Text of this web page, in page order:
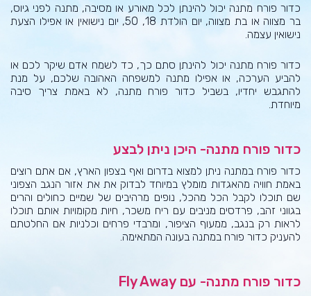
כדור פורח מתנה יכול להינתן לכל מאורע או מסיבה, מתנה לפני גיוס,
בר מצווה או בת מצווה, יום הולדת 18, 50, יום נישואין או אפילו הצעת
נישואין עצמה.
כדור פורח מתנה יכול להינתן סתם כך, כד לשמח אדם שיקר לכם או
להביע הערכה, או אפילו מתנה למשפחה האהובה שלכם, על מנת
להתגבש יחדיו, בשביל כדור פורח מתנה, לא באמת צריך סיבה
מיוחדת.
כדור פורח מתנה- היכן ניתן לבצע
כדור פורח במתנה ניתן למצוא בדרום ואף בצפון הארץ, אם אתם רוצים
באמת חוויה מהאגדות מומלץ במיוחד לבדוק את את אזור הנגב הצפוני
שם תוכלו לקבל הכל מהכל, נופים מרהיבים של שמיים כחולים והרים
בגווני זהב, פרדסים מניבים עם ריח משכר, חיות מקומויות אותם תוכלו
לראות רק בנגב, ממעוף הציפור, ומרבדי פרחים וכלניות אם החלטתם
להעניק כדור פורח במתנה בעונה המתאימה.
כדור פורח מתנה- עם Fly Away